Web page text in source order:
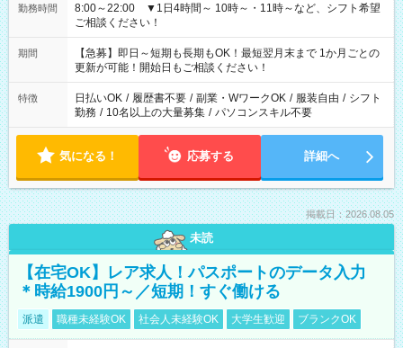
勤務時間
8:00～22:00 ▼1日4時間～ 10時～・11時～など、シフト希望
ご相談ください！
期間
【急募】即日～短期も長期もOK！最短翌月末まで 1か月ごとの
更新が可能！開始日もご相談ください！
特徴 日払いOK / 履歴書不要 / 副業・WワークOK / 服装自由 / シフト
勤務 / 10名以上の大量募集 / パソコンスキル不要
気になる！ 応募する 詳細へ
掲載日：2026.08.05
未読
【在宅OK】レア求人！パスポートのデータ入力
＊時給1900円～／短期！すぐ働ける
派遣 職種未経験OK 社会人未経験OK 大学生歓迎 ブランクOK